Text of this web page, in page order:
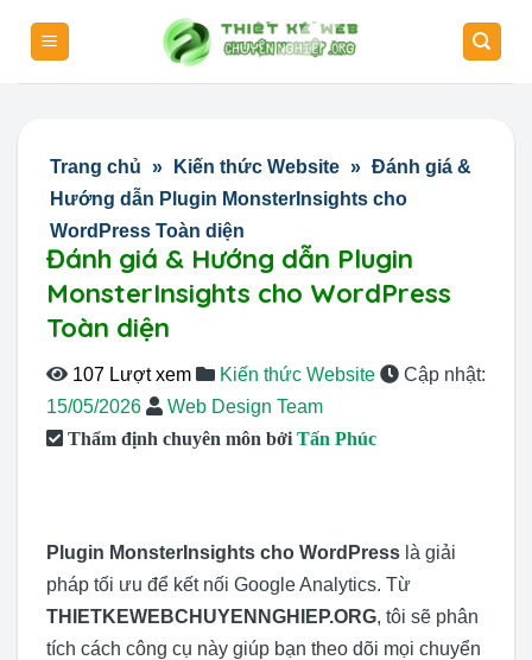
content
Trang chủ » Kiến thức Website » Đánh giá &
Hướng dẫn Plugin MonsterInsights cho
WordPress Toàn diện
Đánh giá & Hướng dẫn Plugin
MonsterInsights cho WordPress
Toàn diện
107 Lượt xem Kiến thức Website
Cập nhật:
15/05/2026
Web Design Team
Thẩm định chuyên môn bởi Tấn Phúc
Plugin MonsterInsights cho WordPress là giải
pháp tối ưu để kết nối Google Analytics. Từ
THIETKEWEBCHUYENNGHIEP.ORG, tôi sẽ phân
tích cách công cụ này giúp bạn theo dõi mọi chuyển